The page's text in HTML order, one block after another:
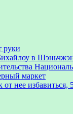
руки
в
маркет
нее избавиться,